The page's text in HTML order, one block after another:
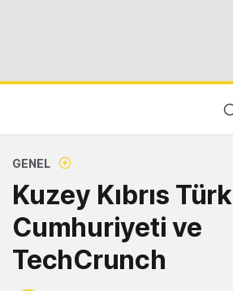
GENEL
Kuzey Kıbrıs Türk
Cumhuriyeti ve
TechCrunch